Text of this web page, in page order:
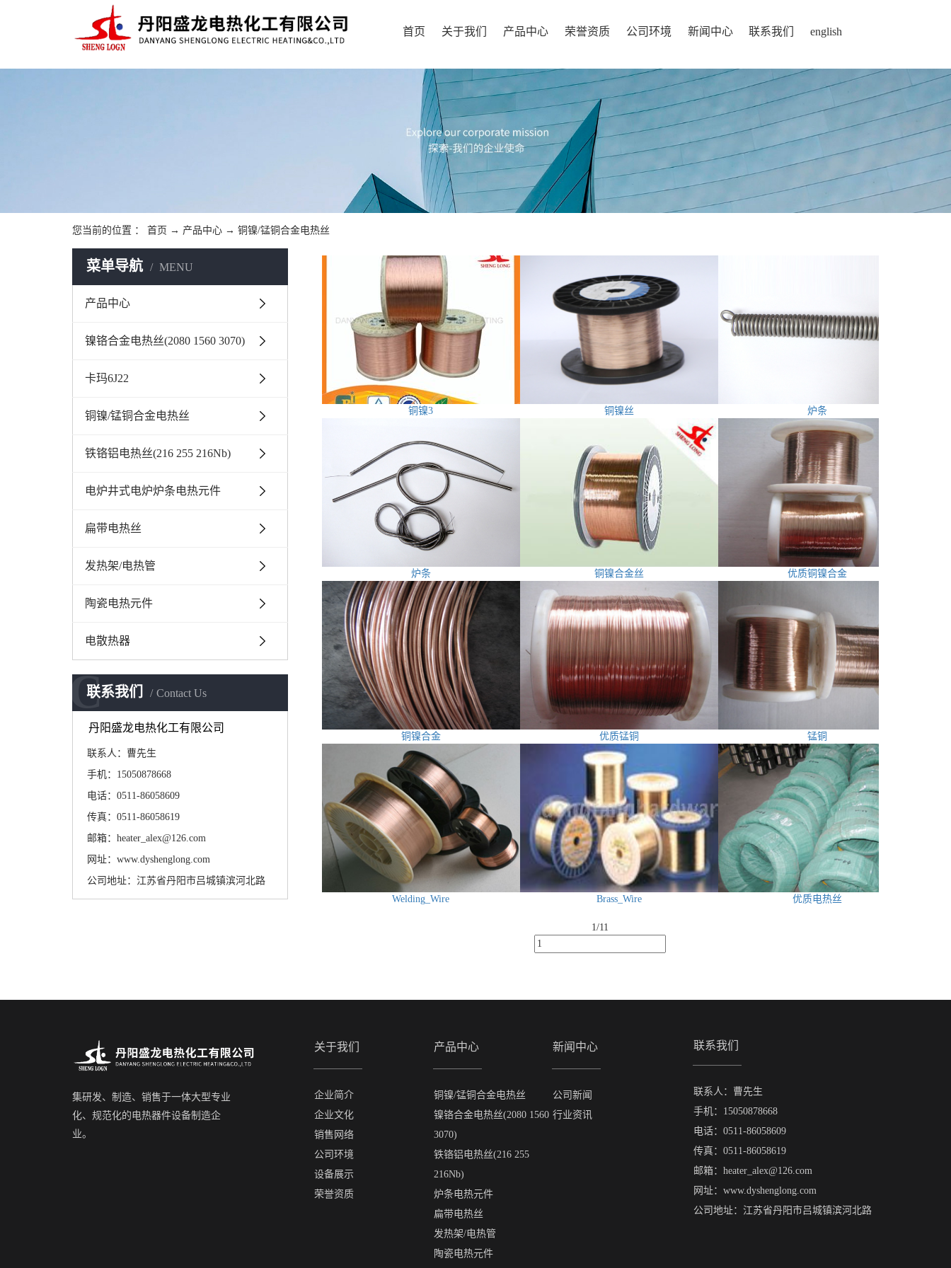
首页 关于我们 产品中心 荣誉资质 公司环境 新闻中心 联系我们 english
您当前的位置 ： 首页 → 产品中心 → 铜镍/锰铜合金电热丝
菜单导航 MENU
产品中心
镍铬合金电热丝(2080 1560 3070)
卡玛6J22
铜镍/锰铜合金电热丝
铁铬铝电热丝(216 255 216Nb)
电炉井式电炉炉条电热元件
扁带电热丝
发热架/电热管
陶瓷电热元件
电散热器
联系我们 Contact Us
C
丹阳盛龙电热化工有限公司
联系人：曹先生
手机：15050878668
电话：0511-86058609
传真：0511-86058619
邮箱：heater_alex@126.com
网址：www.dyshenglong.com
公司地址：江苏省丹阳市吕城镇滨河北路
铜镍3 铜镍丝 炉条
炉条 铜镍合金丝 优质铜镍合金
铜镍合金 优质锰铜 锰铜
Welding_Wire Brass_Wire 优质电热丝
1/11
集研发、制造、销售于一体大型专业
化、规范化的电热器件设备制造企
业。
关于我们
企业简介
企业文化
销售网络
公司环境
设备展示
荣誉资质
产品中心
铜镍/锰铜合金电热丝
镍铬合金电热丝(2080 1560
3070)
铁铬铝电热丝(216 255
216Nb)
炉条电热元件
扁带电热丝
发热架/电热管
陶瓷电热元件
新闻中心
公司新闻
行业资讯
联系我们
联系人：曹先生
手机：15050878668
电话：0511-86058609
传真：0511-86058619
邮箱：heater_alex@126.com
网址：www.dyshenglong.com
公司地址：江苏省丹阳市吕城镇滨河北路